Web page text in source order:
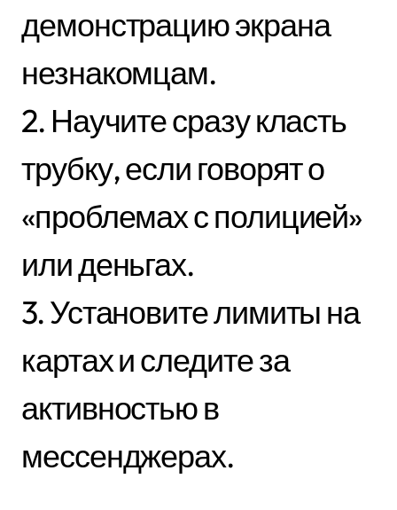
демонстрацию экрана
незнакомцам.
2. Научите сразу класть
трубку, если говорят о
«проблемах с полицией»
или деньгах.
3. Установите лимиты на
картах и следите за
активностью в
мессенджерах.